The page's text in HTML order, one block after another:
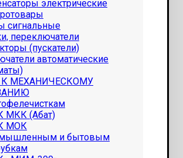
электрические
сигнальные
переключатели
(пускатели)
автоматические
К МЕХАНИЧЕСКОМУ
МКК (Абат)
МОК
и бытовым